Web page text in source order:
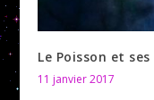
Le Poisson et
11 janvier 2017